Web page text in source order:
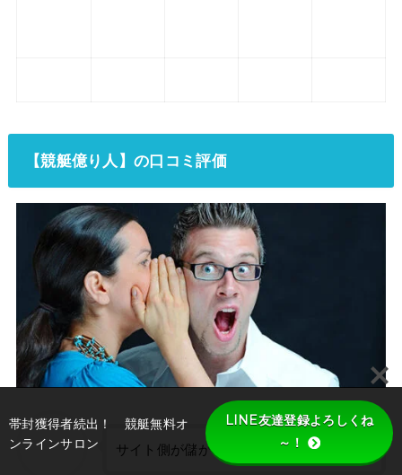
【競艇億り人 】の口コミ評価
サイト側が儲かってるだけだろ
帯封獲得者続出！ 競艇無料オ
ンラインサロン
LINE友達登録よろしくね
～！